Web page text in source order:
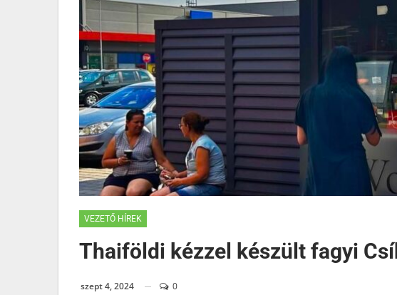
VEZETŐ HÍREK
Thaiföldi kézzel készült fagyi
szept 4, 2024 0